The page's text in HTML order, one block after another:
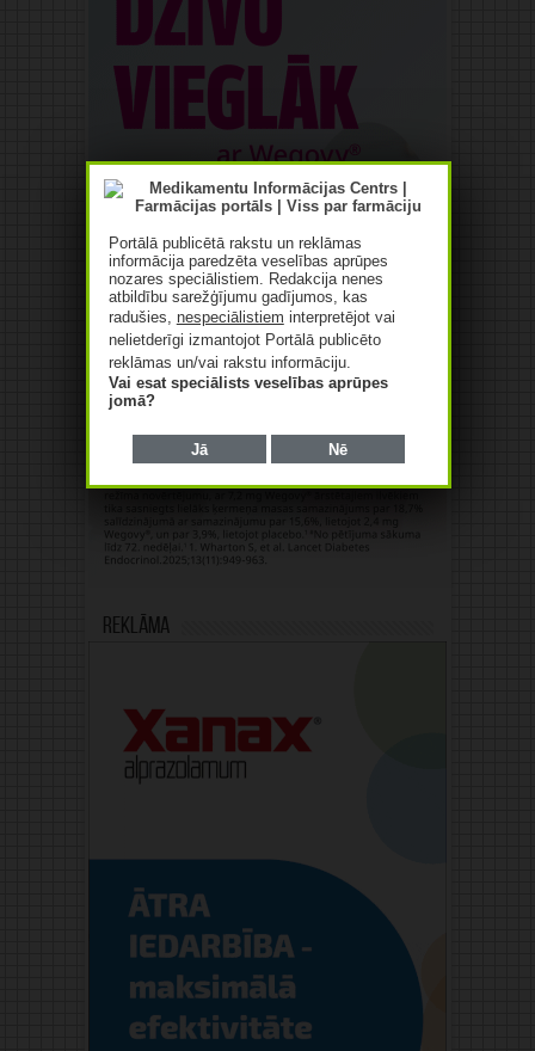
Reklāma
Portālā publicētā rakstu un reklāmas
informācija paredzēta veselības aprūpes
nozares speciālistiem. Redakcija nenes
atbildību sarežģījumu gadījumos, kas
radušies, nespeciālistiem interpretējot vai
nelietderīgi izmantojot Portālā publicēto
reklāmas un/vai rakstu informāciju.
Vai esat speciālists veselības aprūpes
jomā?
Jā Nē